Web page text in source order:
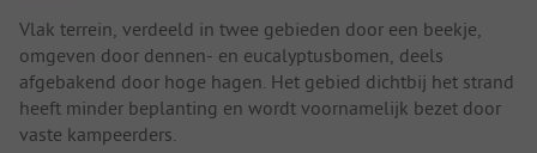
Vlak terrein, verdeeld in twee gebieden door een beekje,
omgeven door dennen- en eucalyptusbomen, deels
afgebakend door hoge hagen. Het gebied dichtbij het strand
heeft minder beplanting en wordt voornamelijk bezet door
vaste kampeerders.